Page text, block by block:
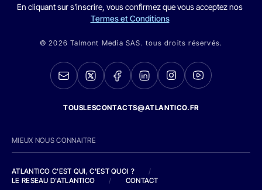
En cliquant sur s'inscrire, vous confirmez que vous acceptez nos
Termes et Conditions
© 2026 Talmont Media SAS. tous droits réservés.
TOUSLESCONTACTS@ATLANTICO.FR
MIEUX NOUS CONNAITRE
ATLANTICO C'EST QUI, C'EST QUOI ?
/
LE RESEAU D'ATLANTICO
/ CONTACT